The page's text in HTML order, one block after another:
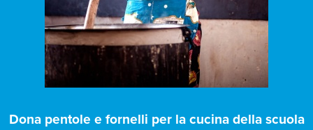
Dona pentole e fornelli per la cucina della scuola